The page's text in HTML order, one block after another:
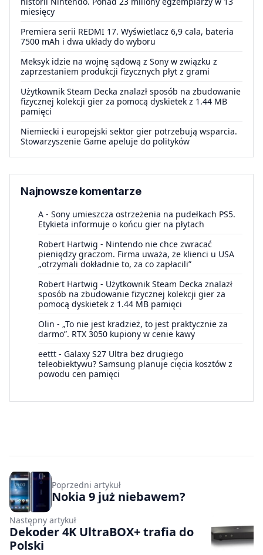
miesięcy
Premiera serii REDMI 17. Wyświetlacz 6,9 cala, bateria
7500 mAh i dwa układy do wyboru
Meksyk idzie na wojnę sądową z Sony w związku z
zaprzestaniem produkcji fizycznych płyt z grami
Użytkownik Steam Decka znalazł sposób na zbudowanie
fizycznej kolekcji gier za pomocą dyskietek z 1.44 MB
pamięci
Niemiecki i europejski sektor gier potrzebują wsparcia.
Stowarzyszenie Game apeluje do polityków
Najnowsze komentarze
A - Sony umieszcza ostrzeżenia na pudełkach PS5.
Etykieta informuje o końcu gier na płytach
Robert Hartwig - Nintendo nie chce zwracać
pieniędzy graczom. Firma uważa, że klienci u USA
„otrzymali dokładnie to, za co zapłacili”
Robert Hartwig - Użytkownik Steam Decka znalazł
sposób na zbudowanie fizycznej kolekcji gier za
pomocą dyskietek z 1.44 MB pamięci
Olin - „To nie jest kradzież, to jest praktycznie za
darmo”. RTX 3050 kupiony w cenie kawy
eettt - Galaxy S27 Ultra bez drugiego
teleobiektywu? Samsung planuje cięcia kosztów z
powodu cen pamięci
Poprzedni artykuł
Nokia 9 już niebawem?
Następny artykuł
Dekoder 4K UltraBOX+ trafia do
Polski